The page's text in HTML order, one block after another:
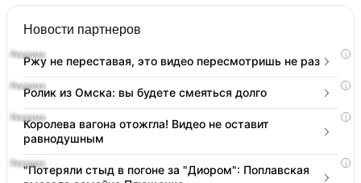
Новости партнеров
i
Ржу не переставая, это видео пересмотришь не раз
i
Ролик из Омска: вы будете смеяться долго
i
Королева вагона отожгла! Видео не оставит
равнодушным
i
"Потеряли стыд в погоне за "Диором": Поплавская